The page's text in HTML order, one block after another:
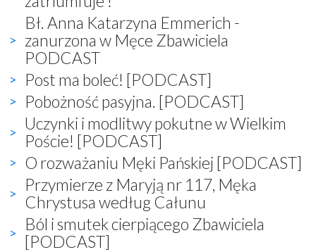
Bł. Anna Katarzyna Emmerich -
zanurzona w Męce Zbawiciela
PODCAST
Post ma boleć! [PODCAST]
Pobożność pasyjna. [PODCAST]
Uczynki i modlitwy pokutne w Wielkim
Poście! [PODCAST]
O rozważaniu Męki Pańskiej [PODCAST]
Przymierze z Maryją nr 117, Męka
Chrystusa według Całunu
Ból i smutek cierpiącego Zbawiciela
[PODCAST]